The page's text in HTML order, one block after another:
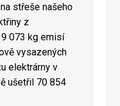
střeše našeho
z
073 kg emisí
vysazených
elektrárny v
ušetřil 70 854